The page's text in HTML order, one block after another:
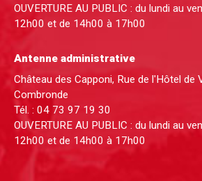
OUVERTURE AU PUBLIC : du lundi au
12h00 et de 14h00 à 17h00
Antenne administrative
Château des Capponi, Rue de l'Hôtel de
Combronde
Tél. : 04 73 97 19 30
OUVERTURE AU PUBLIC : du lundi au
12h00 et de 14h00 à 17h00